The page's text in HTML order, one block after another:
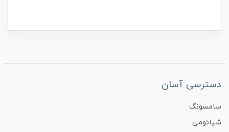
دسترسی آسان
سامسونگ
شیائومی